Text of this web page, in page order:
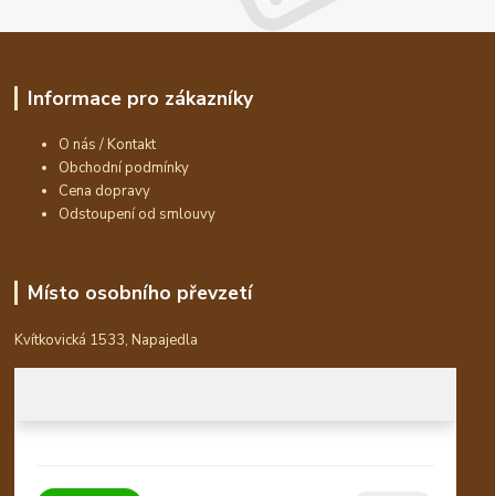
Informace pro zákazníky
O nás / Kontakt
Obchodní podmínky
Cena dopravy
Odstoupení od smlouvy
Místo osobního převzetí
Kvítkovická 1533, Napajedla